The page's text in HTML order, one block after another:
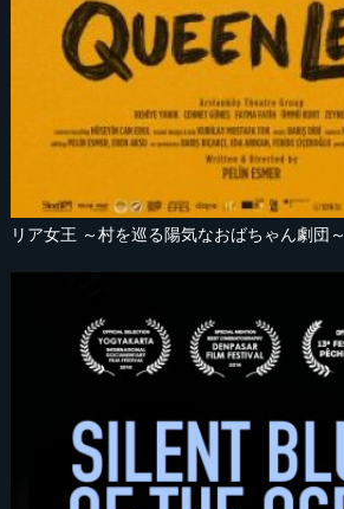
リア女王 ～村を巡る陽気なおばちゃん劇団～